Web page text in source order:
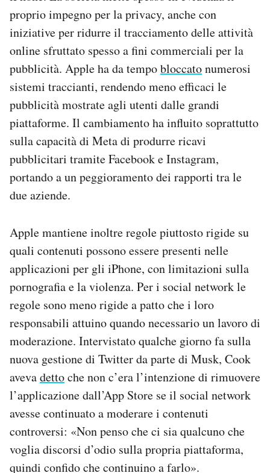
proprio impegno per la privacy, anche con
iniziative per ridurre il tracciamento delle attività
online sfruttato spesso a fini commerciali per la
pubblicità. Apple ha da tempobloccatonumerosi
sistemi traccianti, rendendo meno efficaci le
pubblicità mostrate agli utenti dalle grandi
piattaforme. Il cambiamento ha influito soprattutto
sulla capacità di Meta di produrre ricavi
pubblicitari tramite Facebook e Instagram,
portando a un peggioramento dei rapporti tra le
due aziende.
Apple mantiene inoltre regole piuttosto rigide su
quali contenuti possono essere presenti nelle
applicazioni per gli iPhone, con limitazioni sulla
pornografia e la violenza. Per i social network le
regole sono meno rigide a patto che i loro
responsabili attuino quando necessario un lavoro di
moderazione. Intervistato qualche giorno fa sulla
nuova gestione di Twitter da parte di Musk, Cook
avevadettoche non c’era l’intenzione di rimuovere
l’applicazione dall’App Store se il social network
avesse continuato a moderare i contenuti
controversi: «Non penso che ci sia qualcuno che
voglia discorsi d’odio sulla propria piattaforma,
quindi confido che continuino a farlo».